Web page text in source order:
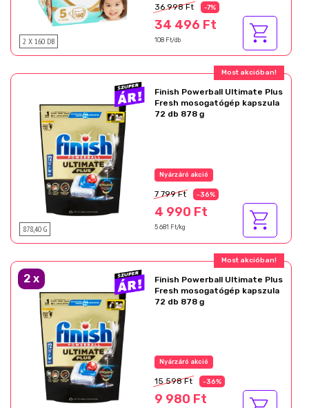
2 X 160 DB
36 998 Ft -7%
34 496 Ft
108 Ft/db
Ajándék akció!
878,40 G
Finish Powerball Ultimate Plus
Fresh mosogatógép kapszula
72 db 878 g
Az akció részletei
7 799 Ft -36%
4 990 Ft
5 681 Ft/kg
Ajándék akció!
2 x
Finish Powerball Ultimate Plus
Fresh mosogatógép kapszula
72 db 878 g
Az akció részletei
15 598 Ft -36%
9 980 Ft